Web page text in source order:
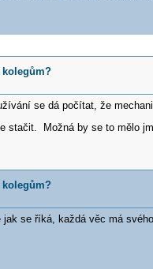
se dá počítat, že
stačit. Možná by se to mělo
se říká, každá věc má